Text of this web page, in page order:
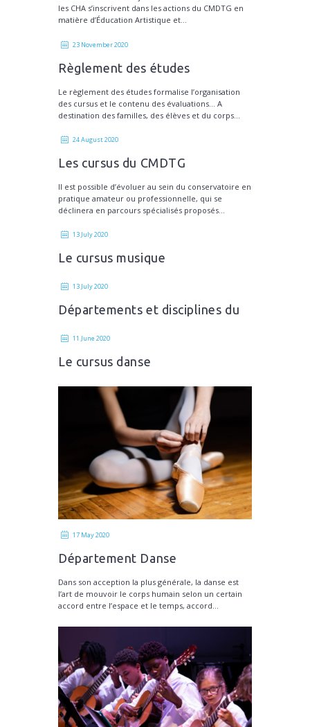
les CHA s’inscrivent dans les actions du CMDTG en
matière d’Éducation Artistique et...
23 November 2020
Règlement des études
Le règlement des études formalise l’organisation
des cursus et le contenu des évaluations… A
destination des familles, des élèves et du corps...
24 August 2020
Les cursus du CMDTG
Il est possible d’évoluer au sein du conservatoire en
pratique amateur ou professionnelle, qui se
déclinera en parcours spécialisés proposés...
13 July 2020
Le cursus musique
13 July 2020
Départements et disciplines du
11 June 2020
Le cursus danse
17 May 2020
Département Danse
Dans son acception la plus générale, la danse est
l’art de mouvoir le corps humain selon un certain
accord entre l’espace et le temps, accord...